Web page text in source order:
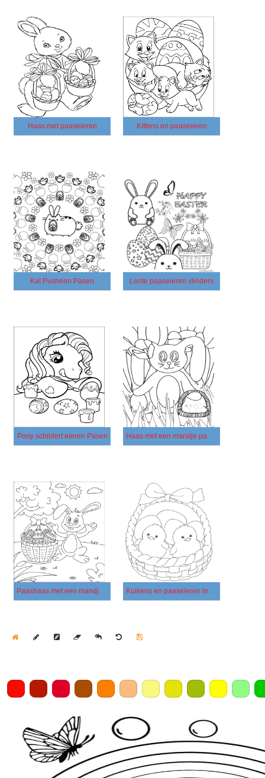
Haas met paaseieren Kittens en paaseieren
Kat Pusheen Pasen Lente paaseieren vlinders
Pony schildert eieren Pasen Haas met een mandje paaseieren
Paashaas met een mandje eieren Kuikens en paaseieren in een mandje